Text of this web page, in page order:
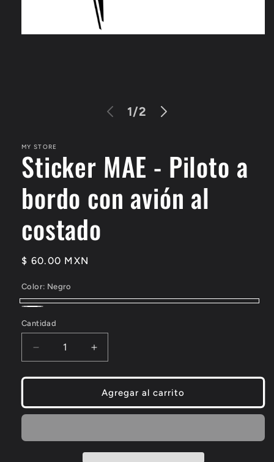
1/of
2
MY STORE
Sticker MAE - Piloto a
bordo con avión al
costado
Regular
$ 60.00 MXN
Color: Negro
Negro
Cantidad
Decrease
quantity
for
MAE
-
a
Increase
quantity
for
Sticker
MAE
-
a
bordo
Agregar al carrito